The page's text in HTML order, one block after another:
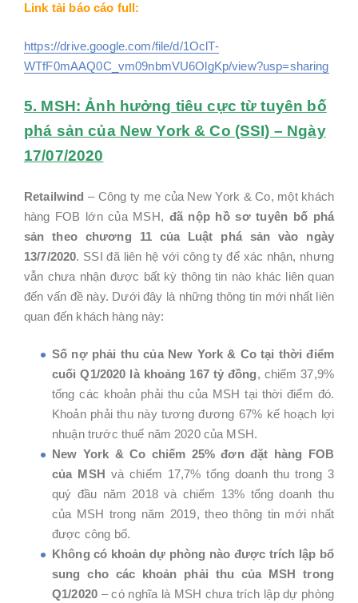
Link tải báo cáo full:
https://drive.google.com/file/d/1OclT-
WTfF0mAAQ0C_vm09nbmVU6OlgKp/view?usp=sharing
5. MSH: Ảnh hưởng tiêu cực từ tuyên bố
phá sản của New York & Co (SSI) – Ngày
17/07/2020
Retailwind – Công ty mẹ của New York & Co, một khách
hàng FOB lớn của MSH, đã nộp hồ sơ tuyên bố phá
sản theo chương 11 của Luật phá sản vào ngày
13/7/2020. SSI đã liên hệ với công ty để xác nhận, nhưng
vẫn chưa nhận được bất kỳ thông tin nào khác liên quan
đến vấn đề này. Dưới đây là những thông tin mới nhất liên
quan đến khách hàng này:
Số nợ phải thu của New York & Co tại thời điểm
cuối Q1/2020 là khoảng 167 tỷ đồng, chiếm 37,9%
tổng các khoản phải thu của MSH tại thời điểm đó.
Khoản phải thu này tương đương 67% kế hoạch lợi
nhuận trước thuế năm 2020 của MSH.
New York & Co chiếm 25% đơn đặt hàng FOB
của MSH và chiếm 17,7% tổng doanh thu trong 3
quý đầu năm 2018 và chiếm 13% tổng doanh thu
của MSH trong năm 2019, theo thông tin mới nhất
được công bố.
Không có khoản dự phòng nào được trích lập bổ
sung cho các khoản phải thu của MSH trong
Q1/2020 – có nghĩa là MSH chưa trích lập dự phòng